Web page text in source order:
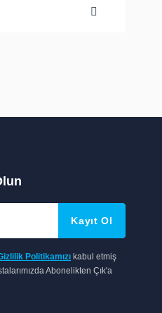
Kayıt Ol
Politikamızı kabul etmiş
Abonelikten Çık'a